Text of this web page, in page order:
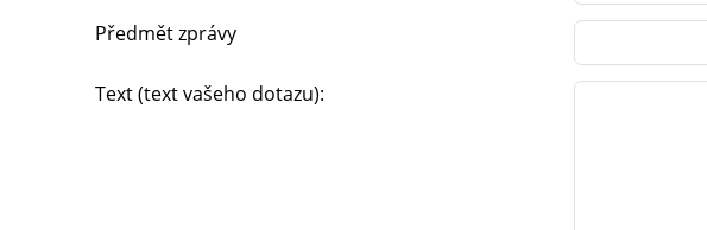
Předmět zprávy
Text (text vašeho dotazu):